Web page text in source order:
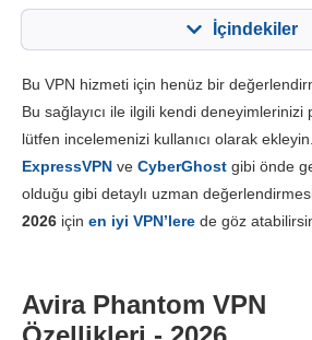
İçindekiler
Önemli Özellikler 6.2
Kurulum ve Uygulamalar 6.6
Güvenilirlik & Destek 4.0
Bu VPN hizmeti için henüz bir
Bu sağlayıcı ile ilgili kendi deneyimlerinizi
lütfen incelemenizi kullanıcı olarak
ExpressVPN ve CyberGhost gibi önde
olduğu gibi detaylı uzman
2026 için en iyi VPN’lere de göz
Avira Phantom VPN